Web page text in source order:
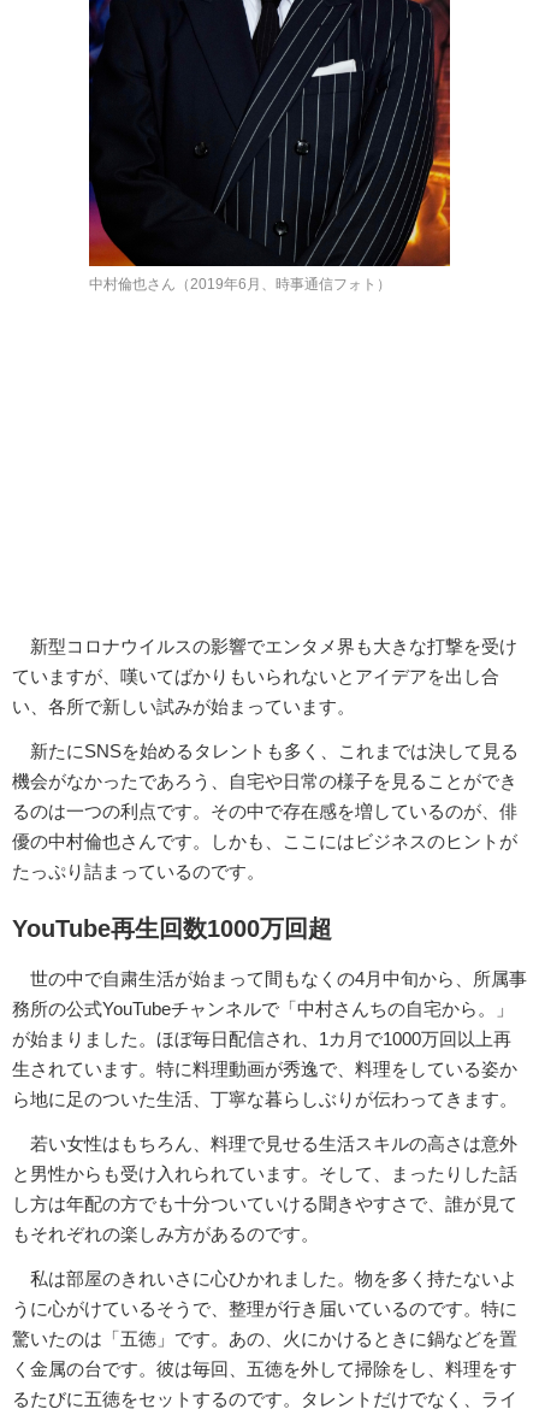
中村倫也さん（2019年6月、時事通信フォト）
新型コロナウイルスの影響でエンタメ界も大きな打撃を受け
ていますが、嘆いてばかりもいられないとアイデアを出し合
い、各所で新しい試みが始まっています。
新たにSNSを始めるタレントも多く、これまでは決して見る
機会がなかったであろう、自宅や日常の様子を見ることができ
るのは一つの利点です。その中で存在感を増しているのが、俳
優の中村倫也さんです。しかも、ここにはビジネスのヒントが
たっぷり詰まっているのです。
YouTube再生回数1000万回超
世の中で自粛生活が始まって間もなくの4月中旬から、所属事
務所の公式YouTubeチャンネルで「中村さんちの自宅から。」
が始まりました。ほぼ毎日配信され、1カ月で1000万回以上再
生されています。特に料理動画が秀逸で、料理をしている姿か
ら地に足のついた生活、丁寧な暮らしぶりが伝わってきます。
若い女性はもちろん、料理で見せる生活スキルの高さは意外
と男性からも受け入れられています。そして、まったりした話
し方は年配の方でも十分ついていける聞きやすさで、誰が見て
もそれぞれの楽しみ方があるのです。
私は部屋のきれいさに心ひかれました。物を多く持たないよ
うに心がけているそうで、整理が行き届いているのです。特に
驚いたのは「五徳」です。あの、火にかけるときに鍋などを置
く金属の台です。彼は毎回、五徳を外して掃除をし、料理をす
るたびに五徳をセットするのです。タレントだけでなく、ライ